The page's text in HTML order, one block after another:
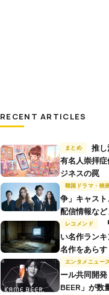
RECENT ARTICLES
まとめ
推し活依存はなぜ起きる？
有名人崇拝
ジネスの罠
韓国ドラマ・映
争」キャスト
配信情報な
レコメンド
い名作ラン
名作をあら
エンタメニュー
ール共同開
BEER」が数